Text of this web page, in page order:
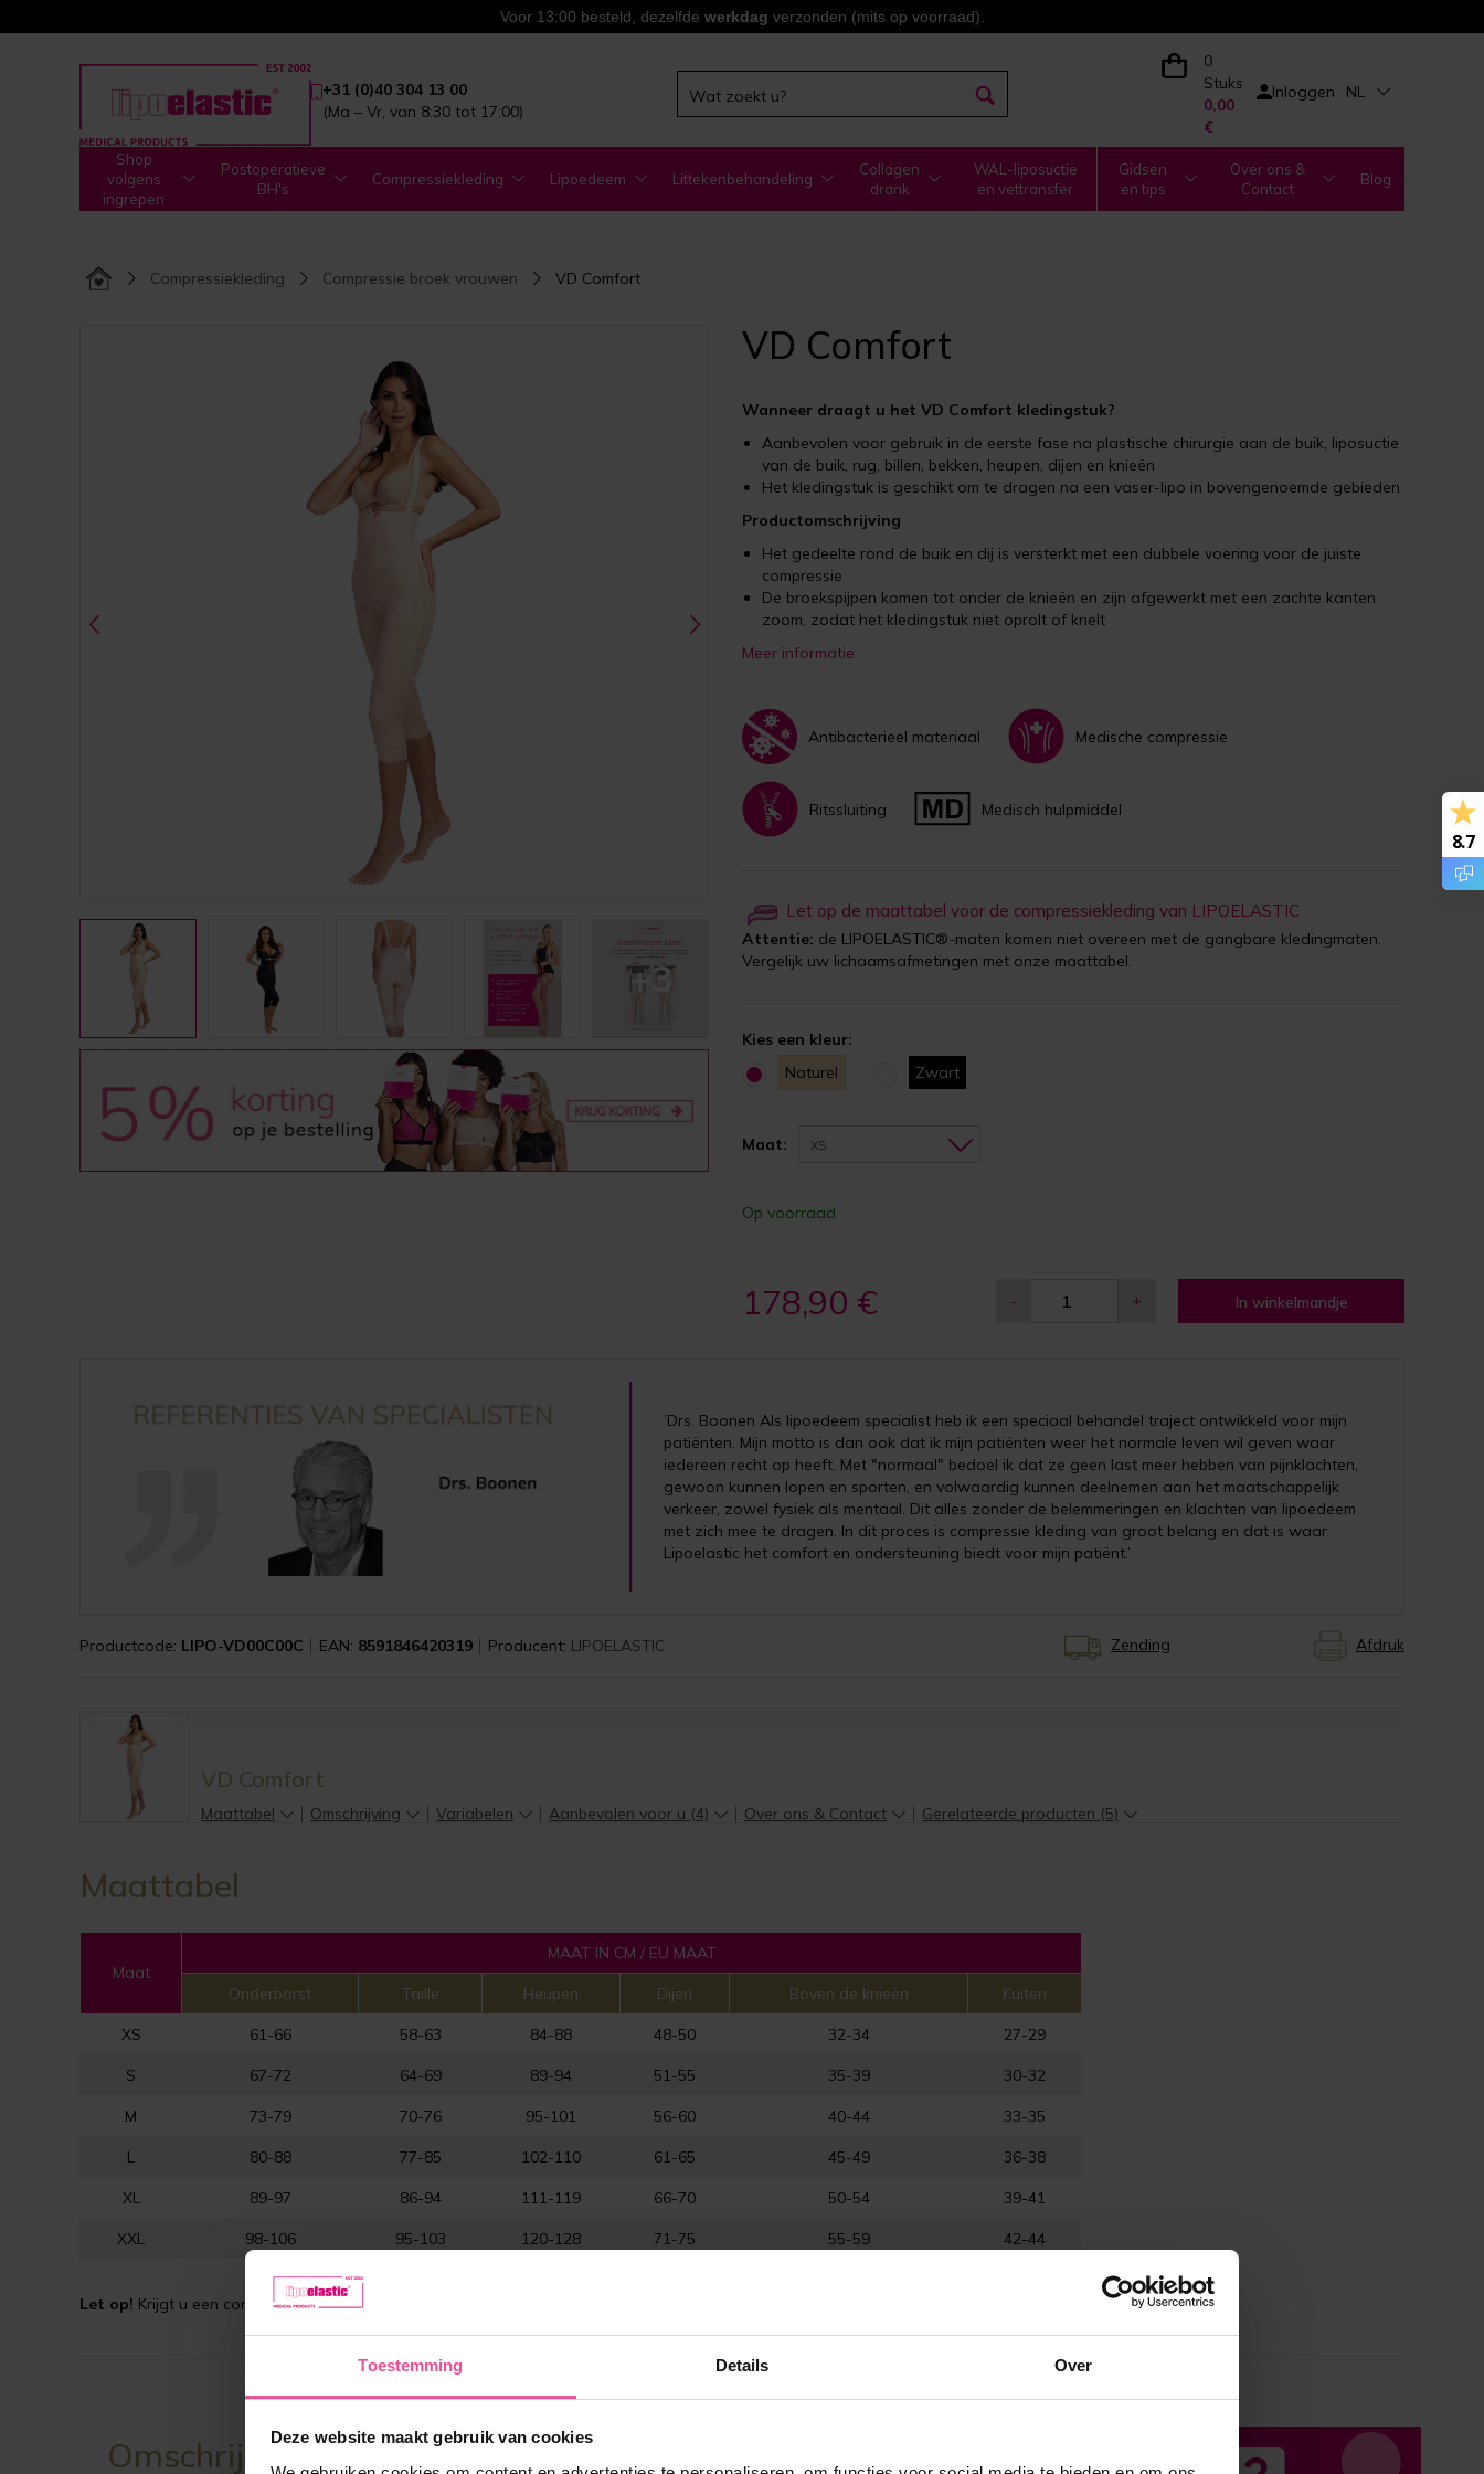
Toestemming Details Over
Deze website maakt gebruik van cookies
Voor 13:00 besteld, dezelfde werkdag verzonden (mits op voorraad).
+31 (0)40 304 13 00
(Ma – Vr, van 8:30 tot 17:00)
0
Stuks
0,00
€
Inloggen NL
Shop
volgens
ingrepen
Postoperatieve
BH's
Compressiekleding Lipoedeem Littekenbehandeling
Collagen
drank
WAL-liposuctie
en vettransfer
Gidsen
en tips
Over ons &
Contact
Blog
Compressiekleding Compressie broek vrouwen VD Comfort
+3
VD Comfort
Wanneer draagt u het VD Comfort kledingstuk?
Aanbevolen voor gebruik in de eerste fase na plastische chirurgie aan de buik, liposuctie
van de buik, rug, billen, bekken, heupen, dijen en knieën
Het kledingstuk is geschikt om te dragen na een vaser-lipo in bovengenoemde gebieden
Productomschrijving
Het gedeelte rond de buik en dij is versterkt met een dubbele voering voor de juiste
compressie
De broekspijpen komen tot onder de knieën en zijn afgewerkt met een zachte kanten
zoom, zodat het kledingstuk niet oprolt of knelt
Meer informatie
Antibacterieel materiaal Medische compressie
Ritssluiting Medisch hulpmiddel
Let op de maattabel voor de compressiekleding van LIPOELASTIC
Attentie: de LIPOELASTIC®-maten komen niet overeen met de gangbare kledingmaten.
Vergelijk uw lichaamsafmetingen met onze maattabel.
Kies een kleur:
Naturel
Zwart
Maat: XS
Op voorraad
178,90 € - + In winkelmandje
’Drs. Boonen Als lipoedeem specialist heb ik een speciaal behandel traject ontwikkeld voor mijn
patiënten. Mijn motto is dan ook dat ik mijn patiënten weer het normale leven wil geven waar
iedereen recht op heeft. Met "normaal" bedoel ik dat ze geen last meer hebben van pijnklachten,
gewoon kunnen lopen en sporten, en volwaardig kunnen deelnemen aan het maatschappelijk
verkeer, zowel fysiek als mentaal. Dit alles zonder de belemmeringen en klachten van lipoedeem
met zich mee te dragen. In dit proces is compressie kleding van groot belang en dat is waar
Lipoelastic het comfort en ondersteuning biedt voor mijn patiënt.’
Productcode: LIPO-VD00C00C EAN: 8591846420319 Producent: LIPOELASTIC Zending Afdruk
VD Comfort
Maattabel Omschrijving Variabelen Aanbevolen voor u (4) Over ons & Contact Gerelateerde producten (5)
Maattabel
Maat
MAAT IN CM / EU MAAT
Onderborst Taille Heupen Dijen Boven de knieën Kuiten
XS 61-66 58-63 84-88 48-50 32-34 27-29
S 67-72 64-69 89-94 51-55 35-39 30-32
M 73-79 70-76 95-101 56-60 40-44 33-35
L 80-88 77-85 102-110 61-65 45-49 36-38
XL 89-97 86-94 111-119 66-70 50-54 39-41
XXL 98-106 95-103 120-128 71-75 55-59 42-44
Let op! Krijgt u een correctie? Raadpleeg altijd eerst uw arts voor de juiste maat.
Omschrijving
8.7